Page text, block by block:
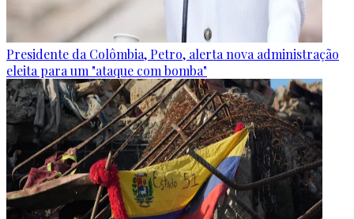
Presidente da Colômbia, Petro, alerta nova administração
eleita para um "ataque com bomba"